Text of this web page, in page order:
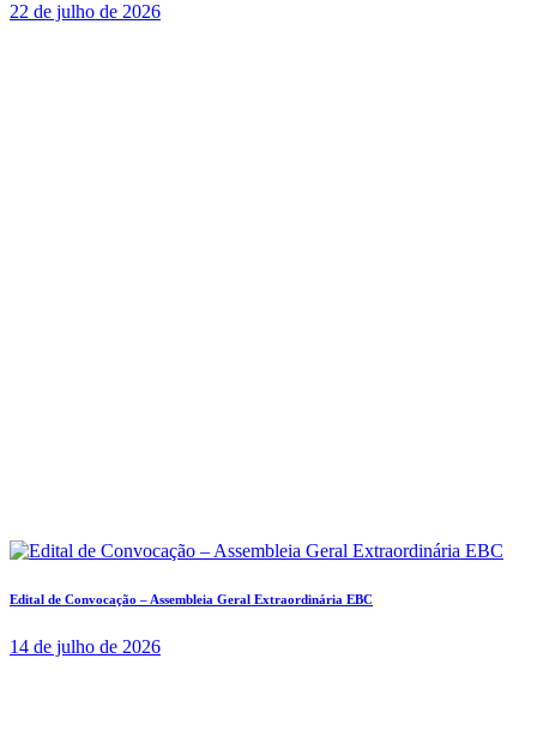
22 de julho de 2026
Edital de Convocação – Assembleia Geral Extraordinária EBC
14 de julho de 2026